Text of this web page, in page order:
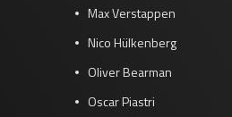
Max Verstappen
Nico Hülkenberg
Oliver Bearman
Oscar Piastri